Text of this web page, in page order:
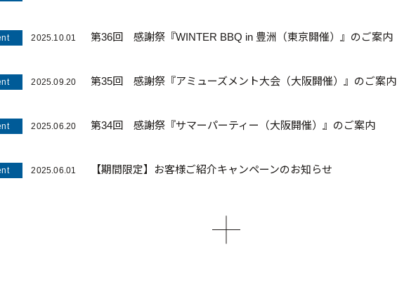
2025.10.01 第36回 感謝祭『WINTER BBQ in 豊洲（東京開催）』のご案内
2025.09.20 第35回 感謝祭『アミューズメント大会（大阪開催）』のご案内
2025.06.20 第34回 感謝祭『サマーパーティー（大阪開催）』のご案内
2025.06.01 【期間限定】お客様ご紹介キャンペーンのお知らせ